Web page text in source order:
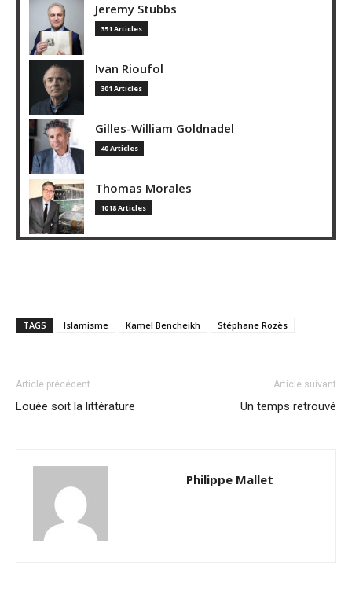
Jeremy Stubbs
351 Articles
Ivan Rioufol
301 Articles
Gilles-William Goldnadel
40 Articles
Thomas Morales
1018 Articles
TAGS Islamisme Kamel Bencheikh Stéphane Rozès
Article précédent
Louée soit la littérature
Article suivant
Un temps retrouvé
Philippe Mallet